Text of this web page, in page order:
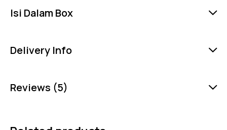
Isi Dalam Box
Delivery Info
Reviews (5)